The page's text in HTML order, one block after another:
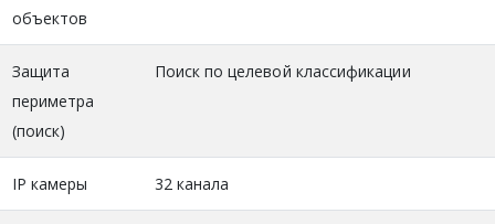
объектов
Защита
периметра
(поиск)
Поиск по целевой классификации
IP камеры 32 канала